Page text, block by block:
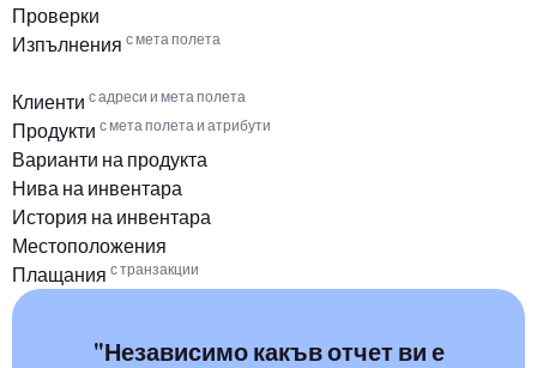
Проверки
Изпълнения с мета полета
Клиенти с адреси и мета полета
Продукти с мета полета и атрибути
Варианти на продукта
Нива на инвентара
История на инвентара
Местоположения
Плащания с транзакции
"Независимо какъв отчет ви е